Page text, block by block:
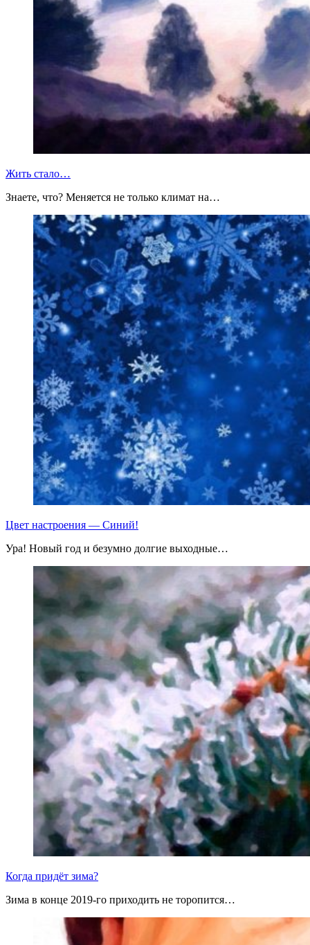
Жить стало…
Знаете, что? Меняется не только климат на…
Цвет настроения — Синий!
Ура! Новый год и безумно долгие выходные…
Когда придёт зима?
Зима в конце 2019-го приходить не торопится…